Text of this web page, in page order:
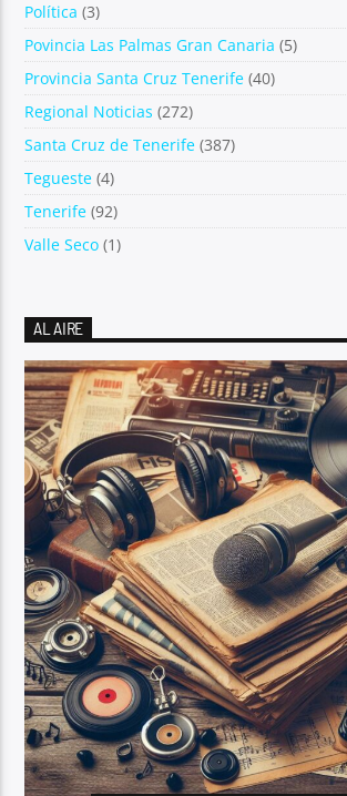
Política (3)
Povincia Las Palmas Gran Canaria (5)
Provincia Santa Cruz Tenerife (40)
Regional Noticias (272)
Santa Cruz de Tenerife (387)
Tegueste (4)
Tenerife (92)
Valle Seco (1)
AL AIRE